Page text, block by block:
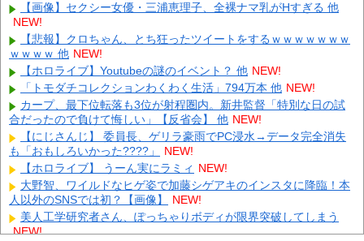
【画像】セクシー女優・三浦恵理子、全裸ナマ乳がHすぎる 他
NEW!
【悲報】クロちゃん、とち狂ったツイートをするｗｗｗｗｗｗｗ
ｗｗｗｗ 他 NEW!
【ホロライブ】Youtubeの謎のイベント？ 他 NEW!
「トモダチコレクションわくわく生活」794万本 他 NEW!
カープ、最下位転落も3位が射程圏内。新井監督「特別な日の試
合だったので負けて悔しい」【反省会】 他 NEW!
【にじさんじ】 委員長、ゲリラ豪雨でPC浸水→データ完全消失
も「おもしろいかった????」
NEW!
【ホロライブ】 うーん実にラミィ NEW!
大野智、ワイルドなヒゲ姿で加藤シゲアキのインスタに降臨！本
人以外のSNSでは初？【画像】
NEW!
美人工学研究者さん、ぽっちゃりボディが限界突破してしまう
NEW!